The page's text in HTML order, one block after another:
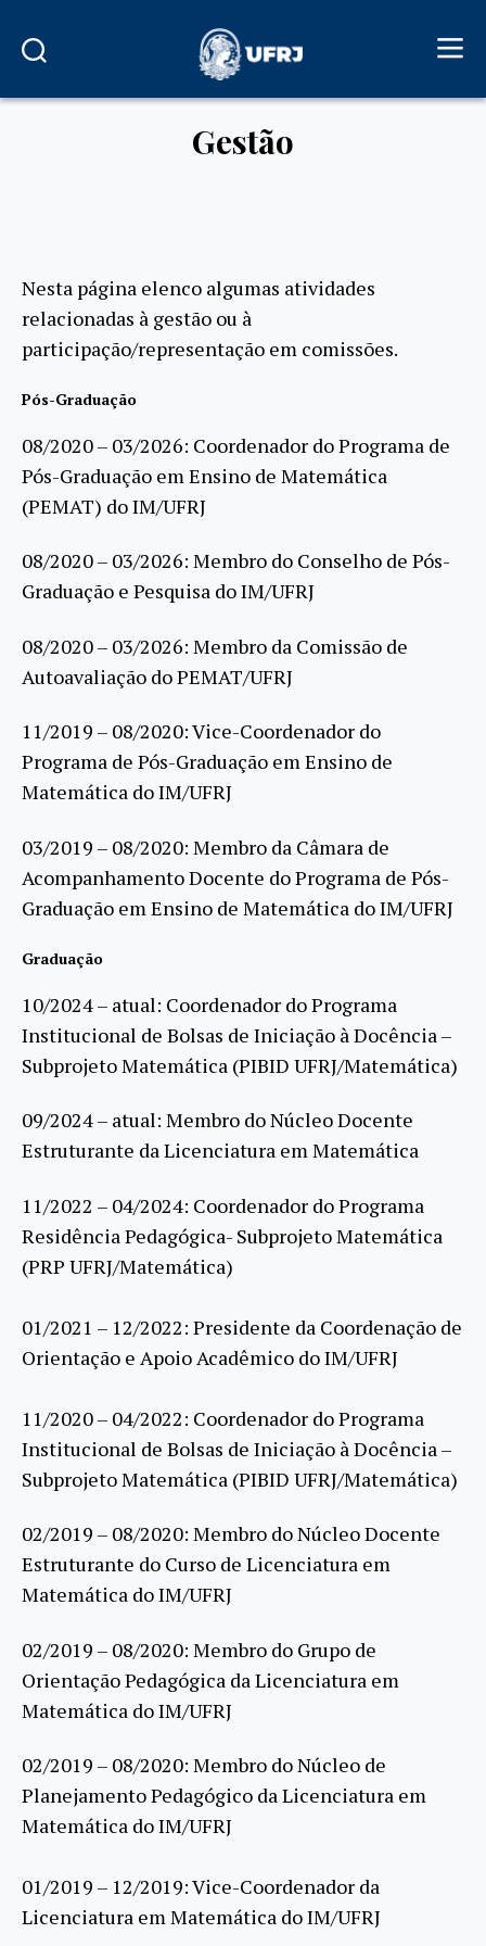
Gestão
Nesta página elenco algumas atividades
relacionadas à gestão ou à
participação/representação em comissões.
Pós-Graduação
08/2020 – 03/2026: Coordenador do Programa de
Pós-Graduação em Ensino de Matemática
(PEMAT) do IM/UFRJ
08/2020 – 03/2026: Membro do Conselho de Pós-
Graduação e Pesquisa do IM/UFRJ
08/2020 – 03/2026: Membro da Comissão de
Autoavaliação do PEMAT/UFRJ
11/2019 – 08/2020: Vice-Coordenador do
Programa de Pós-Graduação em Ensino de
Matemática do IM/UFRJ
03/2019 – 08/2020: Membro da Câmara de
Acompanhamento Docente do Programa de Pós-
Graduação em Ensino de Matemática do IM/UFRJ
Graduação
10/2024 – atual: Coordenador do Programa
Institucional de Bolsas de Iniciação à Docência –
Subprojeto Matemática (PIBID UFRJ/Matemática)
09/2024 – atual: Membro do Núcleo Docente
Estruturante da Licenciatura em Matemática
11/2022 – 04/2024: Coordenador do Programa
Residência Pedagógica- Subprojeto Matemática
(PRP UFRJ/Matemática)
01/2021 – 12/2022: Presidente da Coordenação de
Orientação e Apoio Acadêmico do IM/UFRJ
11/2020 – 04/2022: Coordenador do Programa
Institucional de Bolsas de Iniciação à Docência –
Subprojeto Matemática (PIBID UFRJ/Matemática)
02/2019 – 08/2020: Membro do Núcleo Docente
Estruturante do Curso de Licenciatura em
Matemática do IM/UFRJ
02/2019 – 08/2020: Membro do Grupo de
Orientação Pedagógica da Licenciatura em
Matemática do IM/UFRJ
02/2019 – 08/2020: Membro do Núcleo de
Planejamento Pedagógico da Licenciatura em
Matemática do IM/UFRJ
01/2019 – 12/2019: Vice-Coordenador da
Licenciatura em Matemática do IM/UFRJ